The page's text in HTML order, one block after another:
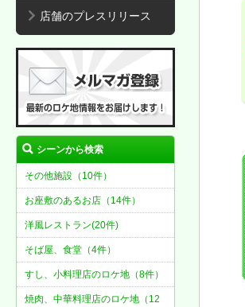
店舗のプレスリリース
シーンから検索
その他施設（10件）
お座敷のあるお店（14件）
洋風レストラン(20件)
そば屋、食堂（4件）
すし、小料理店のロケ地（8件）
焼肉、中華料理店のロケ地（12